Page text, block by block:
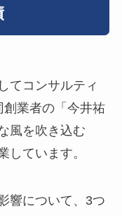
てコンサルティ
創業者の「今井祐
風を吹き込む
しています。
響について、3つ